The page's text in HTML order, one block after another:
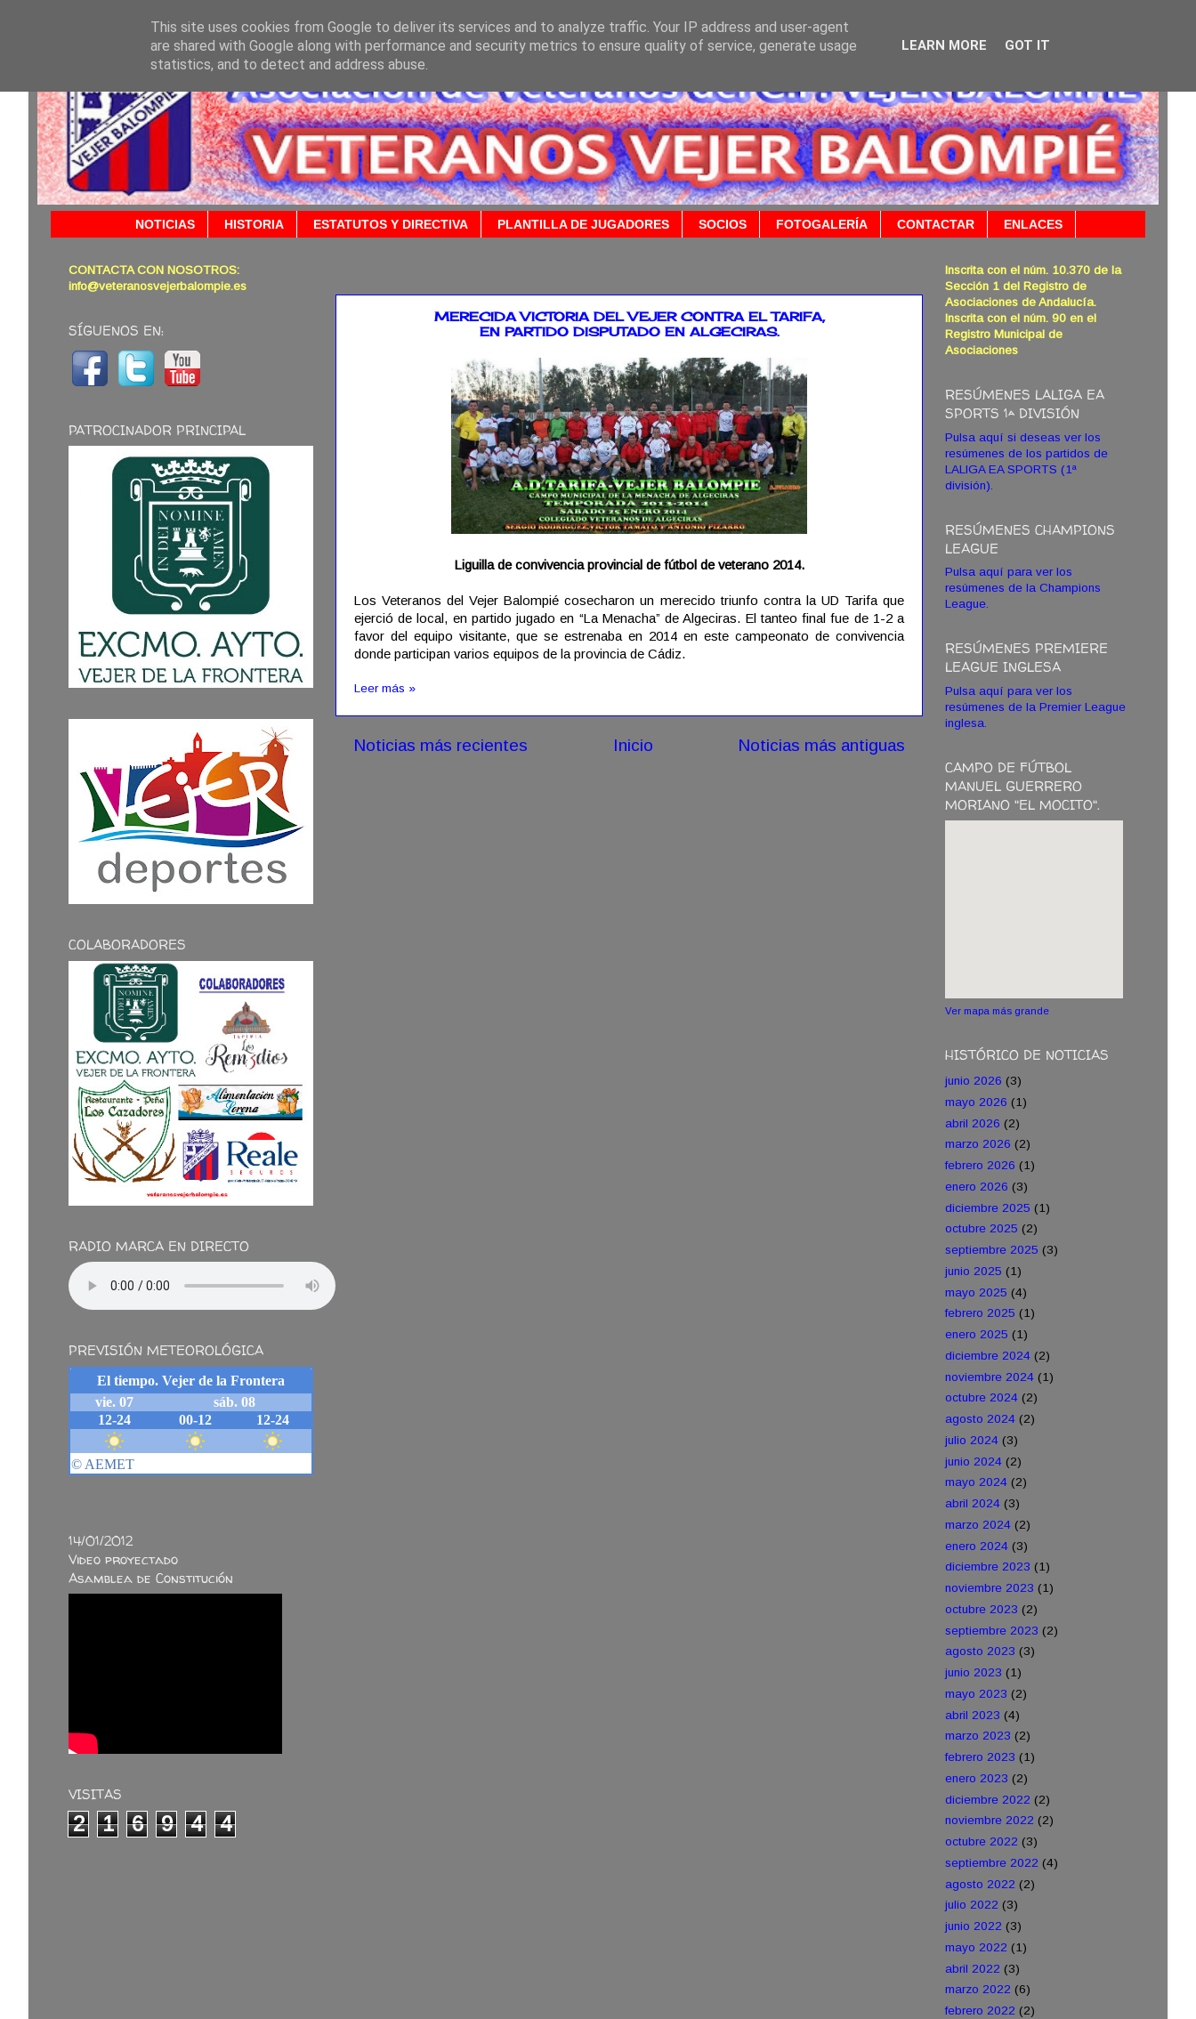
NOTICIAS HISTORIA ESTATUTOS Y DIRECTIVA PLANTILLA DE JUGADORES SOCIOS FOTOGALERÍA CONTACTAR ENLACES
MERECIDA VICTORIA DEL VEJER CONTRA EL TARIFA,
EN PARTIDO DISPUTADO EN ALGECIRAS.
Liguilla de convivencia provincial de fútbol de veterano 2014.
Los Veteranos del Vejer Balompié cosecharon un merecido triunfo contra la UD Tarifa que
ejerció de local, en partido jugado en “La Menacha” de Algeciras. El tanteo final fue de 1-2 a
favor del equipo visitante, que se estrenaba en 2014 en este campeonato de convivencia
donde participan varios equipos de la provincia de Cádiz.
Leer más »
Noticias más recientes Noticias más antiguas
Inicio
CONTACTA CON NOSOTROS:
info@veteranosvejerbalompie.es
SÍGUENOS EN:
PATROCINADOR PRINCIPAL
COLABORADORES
RADIO MARCA EN DIRECTO
PREVISIÓN METEOROLÓGICA
14/01/2012
Video proyectado
Asamblea de Constitución
VISITAS
2 1 6 9 4 4
Inscrita con el núm. 10.370 de la
Sección 1 del Registro de
Asociaciones de Andalucía.
Inscrita con el núm. 90 en el
Registro Municipal de
Asociaciones
RESÚMENES LALIGA EA
SPORTS 1ª DIVISIÓN
Pulsa aquí si deseas ver los
resúmenes de los partidos de
LALIGA EA SPORTS (1ª
división).
RESÚMENES CHAMPIONS
LEAGUE
Pulsa aquí para ver los
resúmenes de la Champions
League.
RESÚMENES PREMIERE
LEAGUE INGLESA
Pulsa aquí para ver los
resúmenes de la Premier League
inglesa.
CAMPO DE FÚTBOL
MANUEL GUERRERO
MORIANO "EL MOCITO".
Ver mapa más grande
HISTÓRICO DE NOTICIAS
junio 2026 (3)
mayo 2026 (1)
abril 2026 (2)
marzo 2026 (2)
febrero 2026 (1)
enero 2026 (3)
diciembre 2025 (1)
octubre 2025 (2)
septiembre 2025 (3)
junio 2025 (1)
mayo 2025 (4)
febrero 2025 (1)
enero 2025 (1)
diciembre 2024 (2)
noviembre 2024 (1)
octubre 2024 (2)
agosto 2024 (2)
julio 2024 (3)
junio 2024 (2)
mayo 2024 (2)
abril 2024 (3)
marzo 2024 (2)
enero 2024 (3)
diciembre 2023 (1)
noviembre 2023 (1)
octubre 2023 (2)
septiembre 2023 (2)
agosto 2023 (3)
junio 2023 (1)
mayo 2023 (2)
abril 2023 (4)
marzo 2023 (2)
febrero 2023 (1)
enero 2023 (2)
diciembre 2022 (2)
noviembre 2022 (2)
octubre 2022 (3)
septiembre 2022 (4)
agosto 2022 (2)
julio 2022 (3)
junio 2022 (3)
mayo 2022 (1)
abril 2022 (3)
marzo 2022 (6)
febrero 2022 (2)
This site uses cookies from Google to deliver its services and to analyze traffic. Your IP address and user-agent
are shared with Google along with performance and security metrics to ensure quality of service, generate usage
statistics, and to detect and address abuse.
LEARN MORE GOT IT